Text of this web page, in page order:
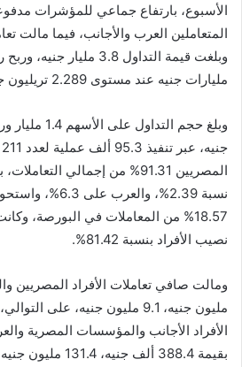
الأسبوع، بارتفاع جماعي للمؤشرات
المتعاملين العرب والأجانب، فيما مالت
مليارات جنيه عند مستوى 2.289 تريليون جنيه.
المصريين 91.31% من إجمالي
نسبة 2.39%،
18.57% من المعاملات في البورصة،
نصيب الأفراد بنسبة 81.42%.
مليون جنيه، 9.1 مليون جنيه، على
الأفراد الأجانب والمؤسسات المصرية